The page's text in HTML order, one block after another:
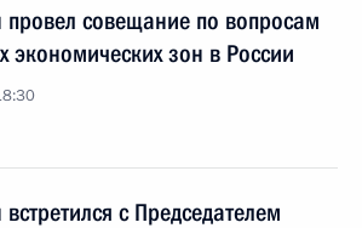
совещание по вопросам
экономических зон в России
с Председателем